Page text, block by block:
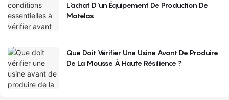
L'achat D'un Équipement De Production De
Matelas
Que Doit Vérifier Une Usine Avant De Produire
De La Mousse À Haute Résilience ?